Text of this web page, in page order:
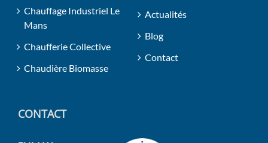
Chauffage Industriel Le
Mans
Chaufferie Collective
Chaudière Biomasse
Actualités
Blog
Contact
CONTACT